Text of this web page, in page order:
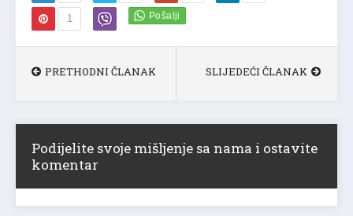
1
PRETHODNI ČLANAK SLIJEDEĆI ČLANAK
Podijelite svoje mišljenje sa nama i ostavite
komentar